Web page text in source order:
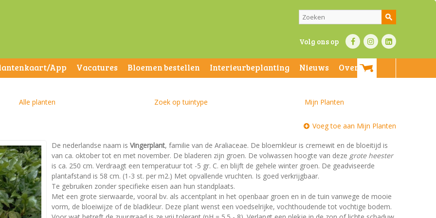
Volg ons op
App Vacatures Bloemen bestellen Interieurbeplanting Nieuws
Over ons
Alle planten Zoek op tuintype Mijn Planten
Voeg toe aan Mijn Planten
De nederlandse naam is Vingerplant, familie van de Araliaceae. De bloemkleur is cremewit en de bloeitijd is
van ca. oktober tot en met november. De bladeren zijn groen. De volwassen hoogte van deze grote heester
is ca. 250 cm. Verdraagt een temperatuur tot -5 gr. C. en blijft de gehele winter groen. De geadviseerde
plantafstand is 58 cm. (1-3 st. per m2.) Met opvallende vruchten. Is goed verkrijgbaar.
Te gebruiken zonder specifieke eisen aan hun standplaats.
Met een grote sierwaarde, vooral bv. als accentplant in het openbaar groen en in de tuin vanwege de mooie
vorm, de bloeiwijze of de bladkleur. Deze plant wenst een voedselrijke, vochthoudende tot vochtige bodem.